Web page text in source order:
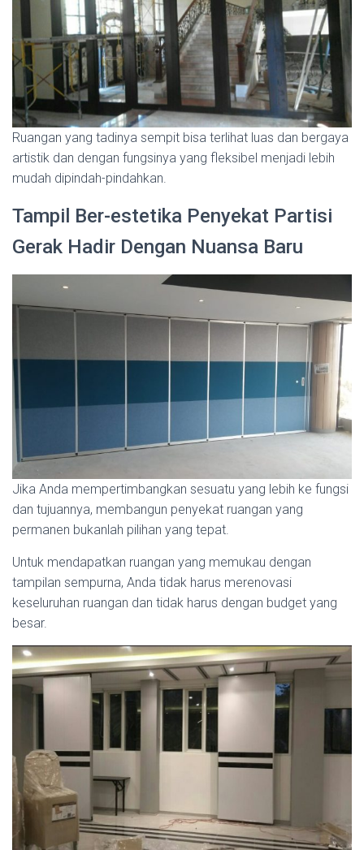
Ruangan yang tadinya sempit bisa terlihat luas dan bergaya
artistik dan dengan fungsinya yang fleksibel menjadi lebih
mudah dipindah-pindahkan.
Tampil Ber-estetika Penyekat Partisi
Gerak Hadir Dengan Nuansa Baru
Jika Anda mempertimbangkan sesuatu yang lebih ke fungsi
dan tujuannya, membangun penyekat ruangan yang
permanen bukanlah pilihan yang tepat.
Untuk mendapatkan ruangan yang memukau dengan
tampilan sempurna, Anda tidak harus merenovasi
keseluruhan ruangan dan tidak harus dengan budget yang
besar.